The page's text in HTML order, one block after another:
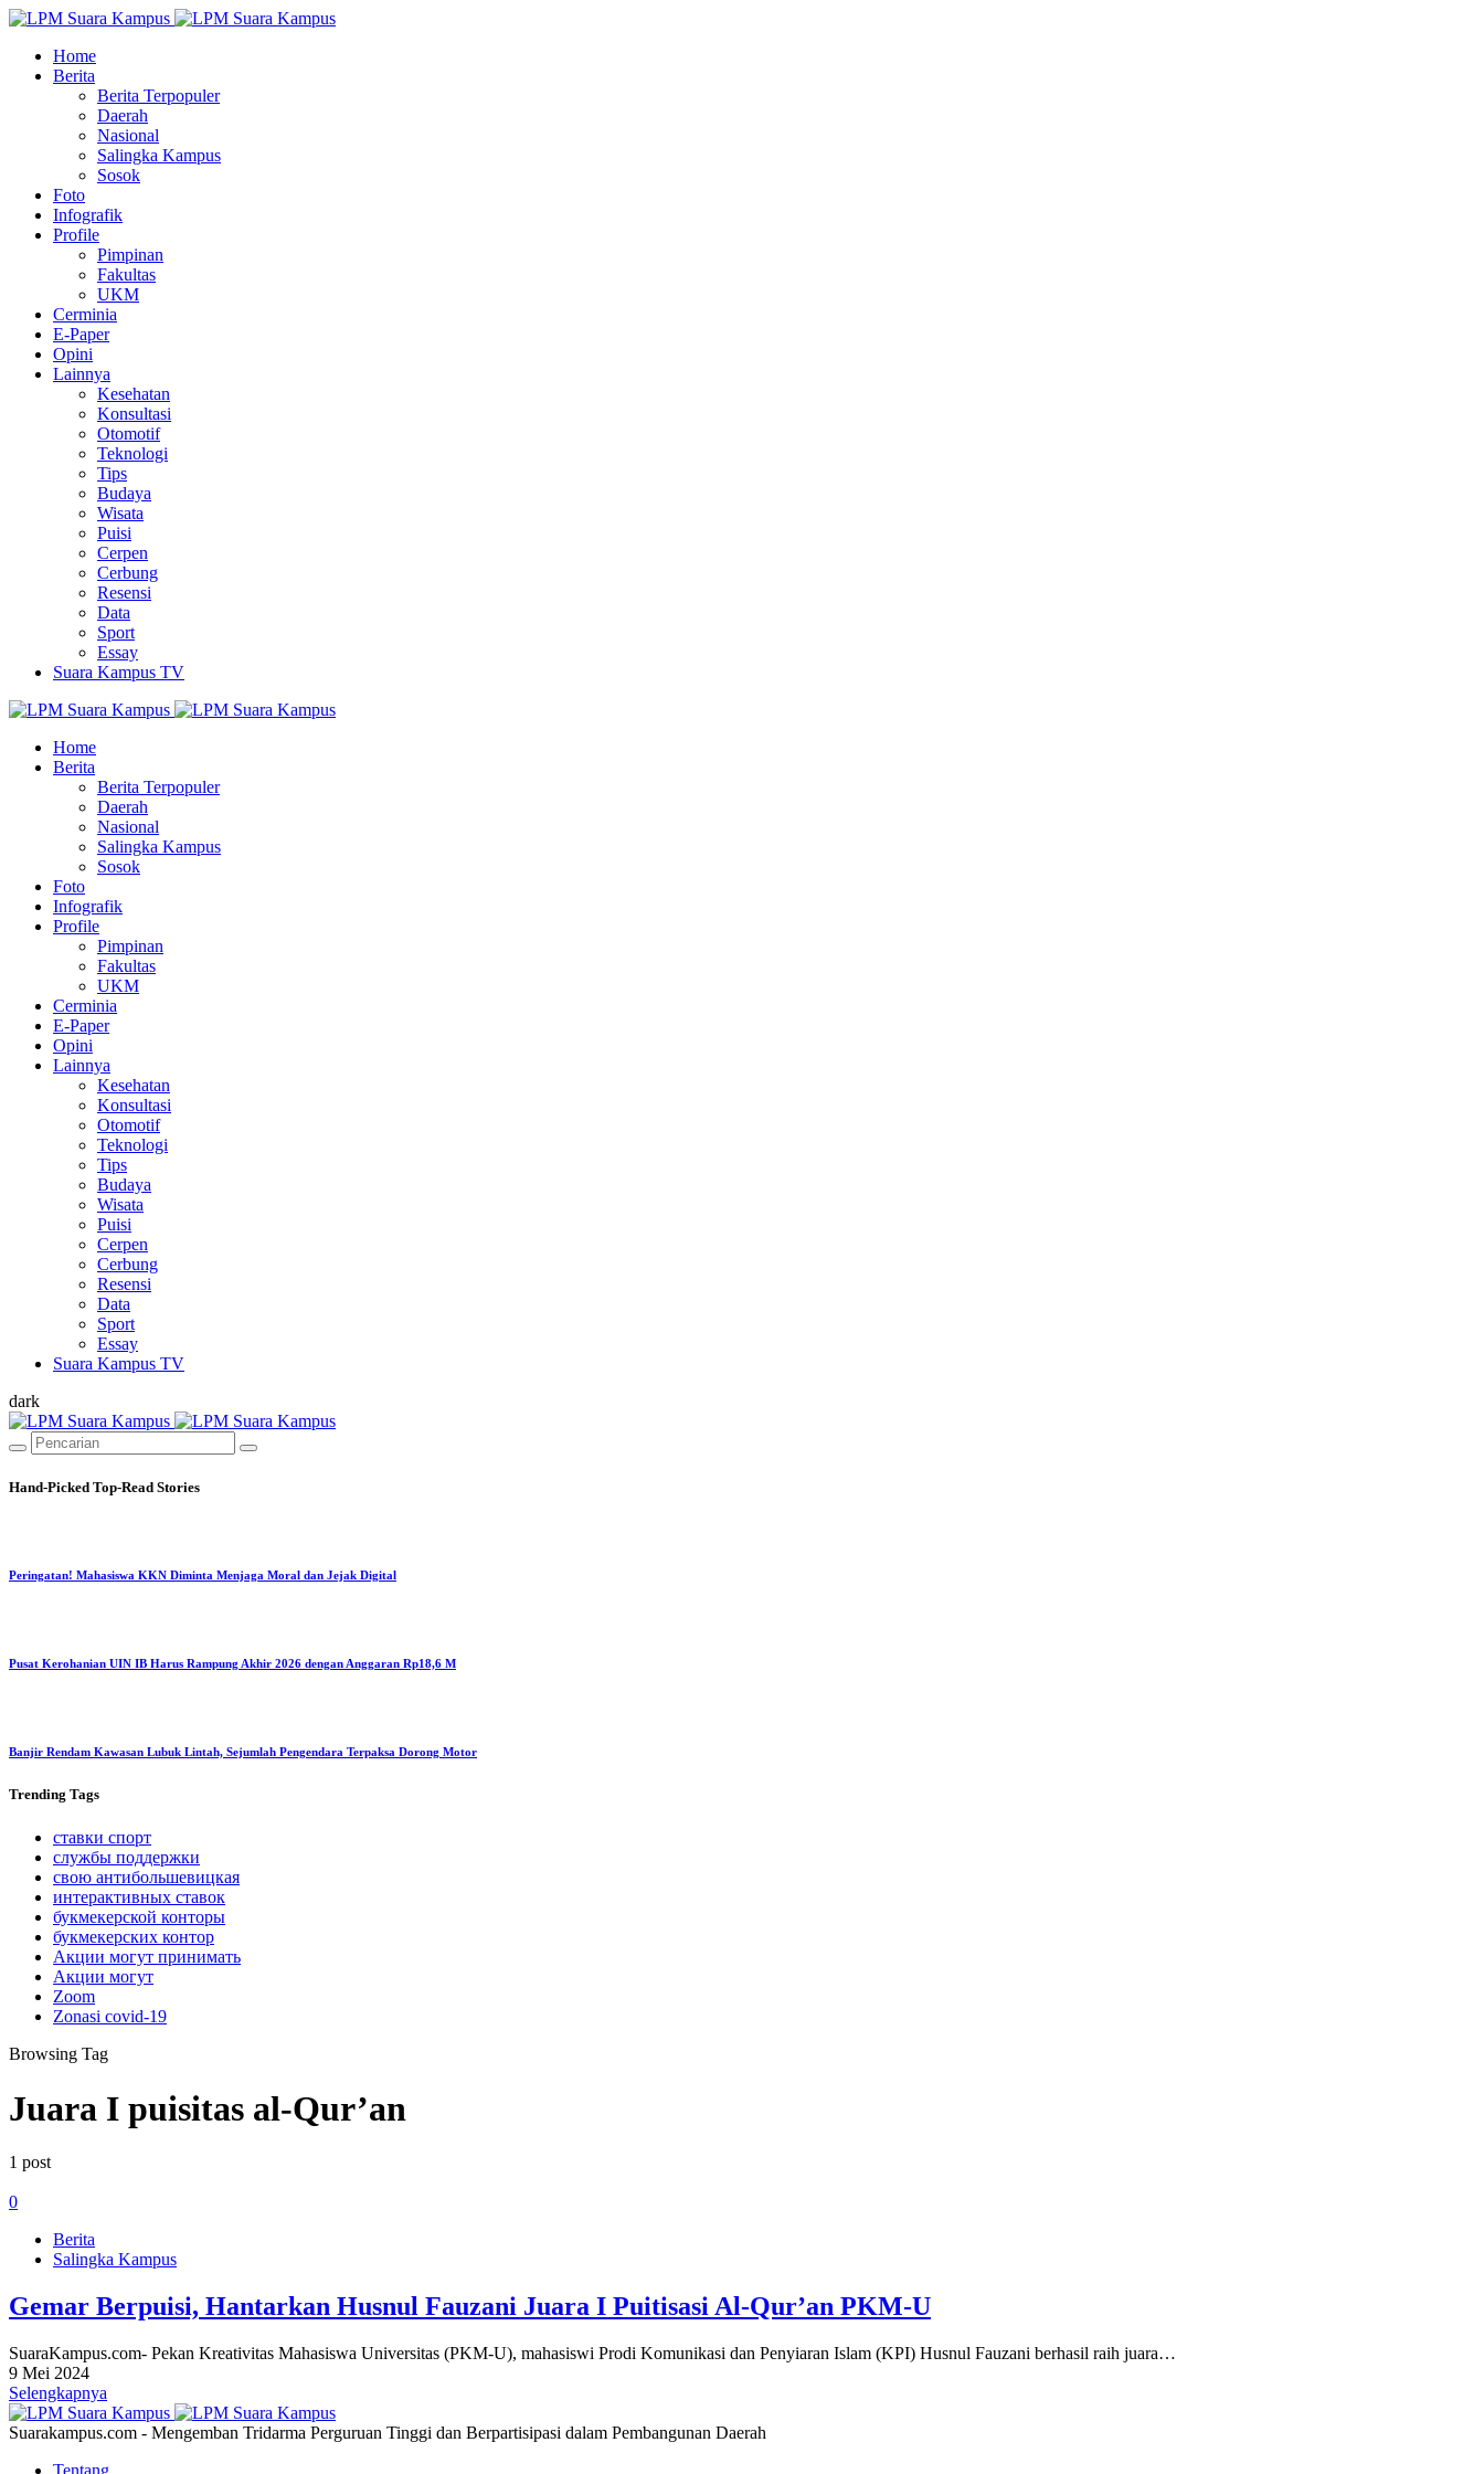
Home
Berita
Berita Terpopuler
Daerah
Nasional
Salingka Kampus
Sosok
Foto
Infografik
Profile
Pimpinan
Fakultas
UKM
Cerminia
E-Paper
Opini
Lainnya
Kesehatan
Konsultasi
Otomotif
Teknologi
Tips
Budaya
Wisata
Puisi
Cerpen
Cerbung
Resensi
Data
Sport
Essay
Suara Kampus TV
Home
Berita
Berita Terpopuler
Daerah
Nasional
Salingka Kampus
Sosok
Foto
Infografik
Profile
Pimpinan
Fakultas
UKM
Cerminia
E-Paper
Opini
Lainnya
Kesehatan
Konsultasi
Otomotif
Teknologi
Tips
Budaya
Wisata
Puisi
Cerpen
Cerbung
Resensi
Data
Sport
Essay
Suara Kampus TV
dark
Hand-Picked Top-Read Stories
Peringatan! Mahasiswa KKN Diminta Menjaga Moral dan Jejak Digital
Pusat Kerohanian UIN IB Harus Rampung Akhir 2026 dengan Anggaran Rp18,6 M
Banjir Rendam Kawasan Lubuk Lintah, Sejumlah Pengendara Terpaksa Dorong Motor
Trending Tags
ставки спорт
службы поддержки
свою антибольшевицкая
интерактивных ставок
букмекерской конторы
букмекерских контор
Акции могут принимать
Акции могут
Zoom
Zonasi covid-19
Browsing Tag
Juara I puisitas al-Qur’an
1 post
0
Berita
Salingka Kampus
Gemar Berpuisi, Hantarkan Husnul Fauzani Juara I Puitisasi Al-Qur’an PKM-U
SuaraKampus.com- Pekan Kreativitas Mahasiswa Universitas (PKM-U), mahasiswi Prodi Komunikasi dan Penyiaran Islam (KPI) Husnul Fauzani berhasil raih juara…
9 Mei 2024
Selengkapnya
Suarakampus.com - Mengemban Tridarma Perguruan Tinggi dan Berpartisipasi dalam Pembangunan Daerah
Tentang